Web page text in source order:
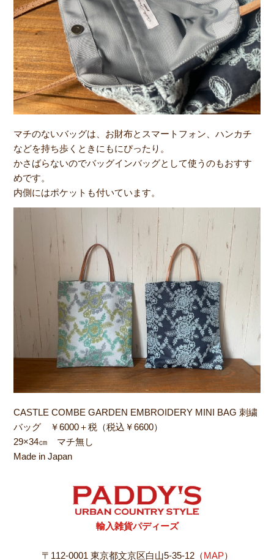
マチのないバッグは、お財布とスマートフォン、ハンカチ
などを持ち歩くときにもにぴったり。
かさばらないのでバッグインバッグとして使うのもおすす
めです。
内側にはポケットも付いています。
CASTLE COMBE GARDEN EMBROIDERY MINI BAG 刺繍
バッグ ￥6000＋税（税込￥6600）
29×34㎝ マチ無し
Made in Japan
輸入雑貨パディーズ
〒112-0001 東京都文京区白山5-35-12（MAP）